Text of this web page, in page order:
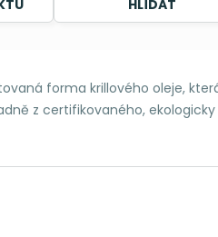
HLÍDAT
forma krillového oleje,
z certifikovaného,